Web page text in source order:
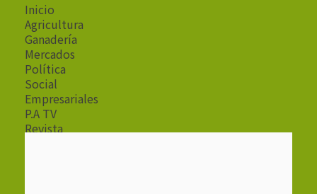
Inicio
Agricultura
Ganadería
Mercados
Política
Social
Empresariales
P.A TV
Revista